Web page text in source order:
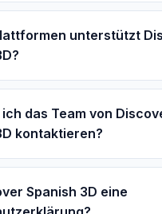
unterstützt
das Team von
kontaktieren?
Spanish 3D eine